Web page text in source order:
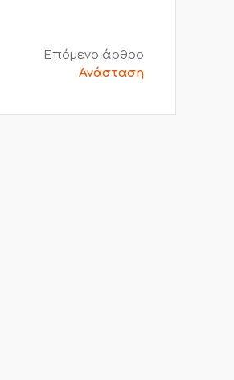
Επόμενο άρθρο
Ανάσταση